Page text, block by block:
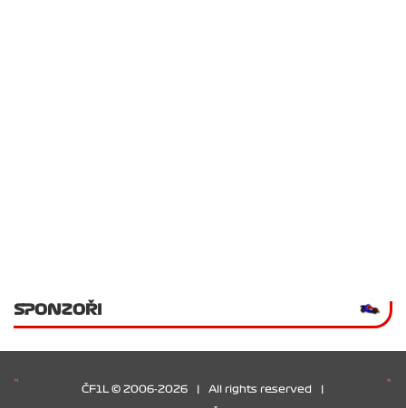
SPONZOŘI
ČF1L © 2006-2026 All rights reserved